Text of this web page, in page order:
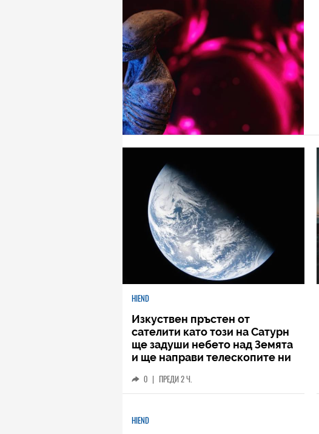
HIEND
Изкуствен пръстен от
сателити като този на Сатурн
ще задуши небето над Земята
и ще направи телескопите ни
0 | ПРЕДИ 2 Ч.
HIEND